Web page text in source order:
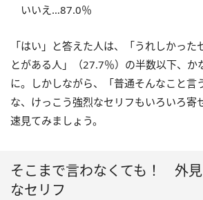
いいえ…87.0％
「はい」と答えた人は、「うれしかった
とがある人」（27.7％）の半数以下、か
に。しかしながら、「普通そんなこと言
な、けっこう強烈なセリフもいろいろ
速見てみましょう。
そこまで言わなくても！ 外
なセリフ